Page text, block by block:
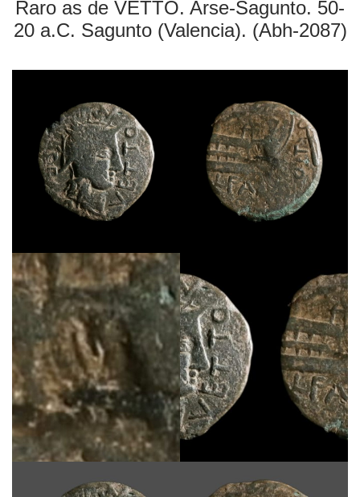
Raro as de VETTO. Arse-Sagunto. 50-
20 a.C. Sagunto (Valencia). (Abh-2087)